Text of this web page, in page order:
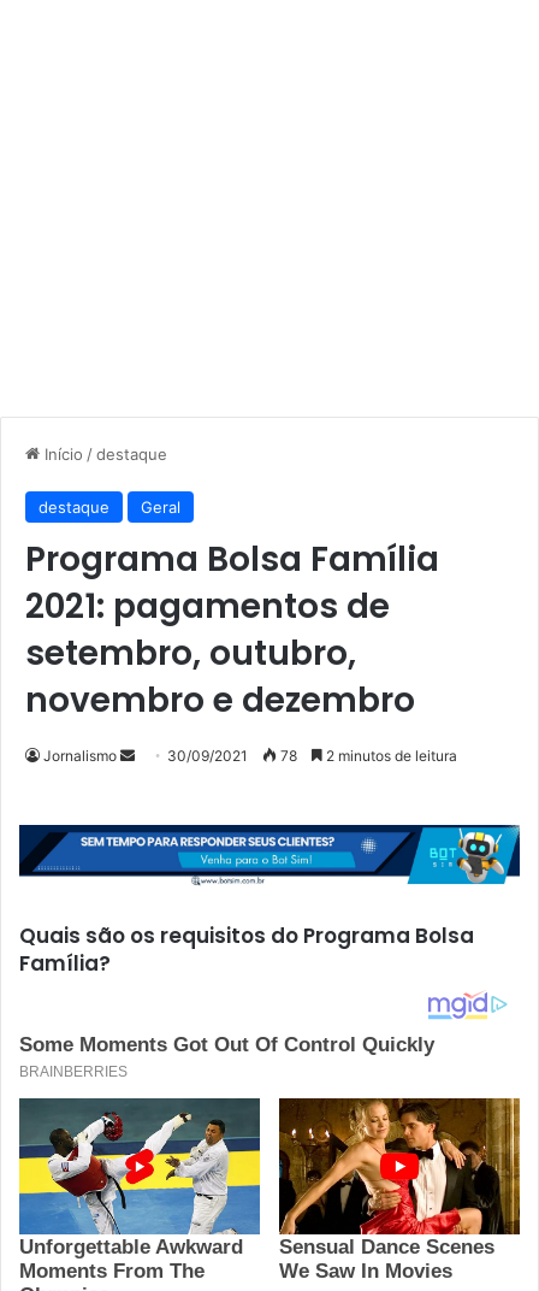
Início /destaque
destaque Geral
Programa Bolsa Família
2021: pagamentos de
setembro, outubro,
novembro e dezembro
Jornalismo
Mande
mail
30/09/2021 78 2 minutos de leitura
Quais são os requisitos do Programa Bolsa
Família?